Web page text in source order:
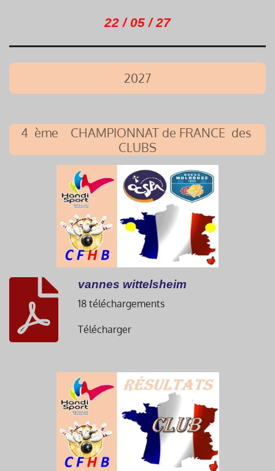
22 / 05 / 27
2027
4 ème CHAMPIONNAT de FRANCE des
CLUBS
vannes wittelsheim
18 téléchargements
Télécharger